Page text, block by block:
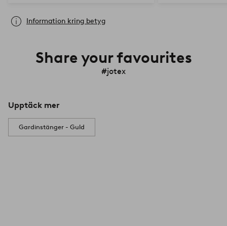
Information kring betyg
Share your favourites
#jotex
Upptäck mer
Gardinstänger - Guld